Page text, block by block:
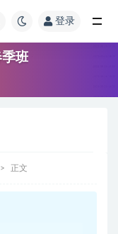
登录
班
正文